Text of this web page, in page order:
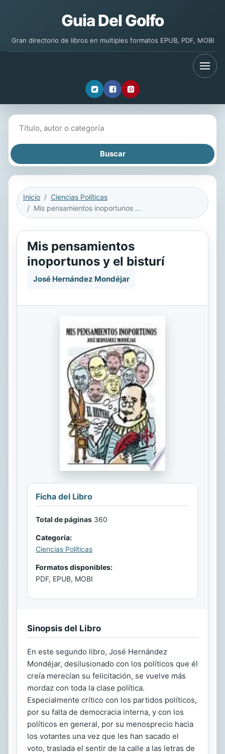
Guia Del Golfo
Gran directorio de libros en multiples formatos EPUB, PDF, MOBI
Inicio
Ciencias Políticas
Mis pensamientos inoportunos y el bisturí
Mis pensamientos
inoportunos y el bisturí
José Hernández Mondéjar
Ficha del Libro
Total de páginas 360
Categoría:
Ciencias Políticas
Formatos disponibles:
PDF, EPUB, MOBI
Sinopsis del Libro
En este segundo libro, José Hernández
Mondéjar, desilusionado con los políticos que él
creía merecían su felicitación, se vuelve más
mordaz con toda la clase política.
Especialmente crítico con los partidos políticos,
por su falta de democracia interna, y con los
políticos en general, por su menosprecio hacia
los votantes una vez que les han sacado el
voto, traslada el sentir de la calle a las letras de